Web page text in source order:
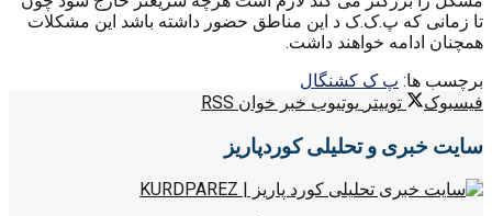
تا زمانی که پ.ک.ک د این مناطق حضور داشته باشد این مشکلات
همچنان ادامه خواهند داشت.
برچسب ها: پ ک کشنگال
فیسبوک
توییتر یوتیوب خبر خوان RSS
سایت خبری و تحلیلی کوردپاریز